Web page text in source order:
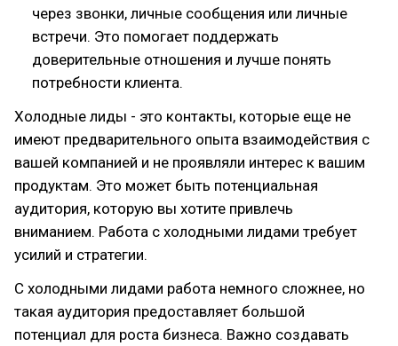
через звонки, личные сообщения или личные
встречи. Это помогает поддержать
доверительные отношения и лучше понять
потребности клиента.
Холодные лиды - это контакты, которые еще не
имеют предварительного опыта взаимодействия с
вашей компанией и не проявляли интерес к вашим
продуктам. Это может быть потенциальная
аудитория, которую вы хотите привлечь
вниманием. Работа с холодными лидами требует
усилий и стратегии.
С холодными лидами работа немного сложнее, но
такая аудитория предоставляет большой
потенциал для роста бизнеса. Важно создавать